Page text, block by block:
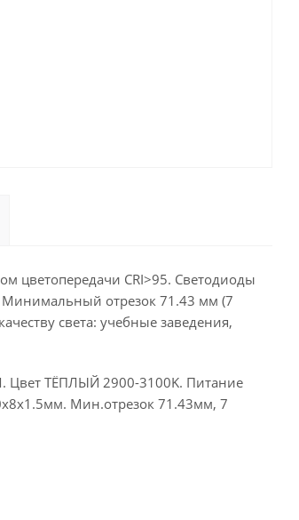
цветопередачи CRI>95. Светодиоды
Минимальный отрезок 71.43 мм (7
света: учебные заведения,
Цвет ТЁПЛЫЙ 2900-3100K. Питание
Мин.отрезок 71.43мм, 7